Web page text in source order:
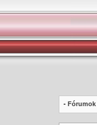
- Fórumok